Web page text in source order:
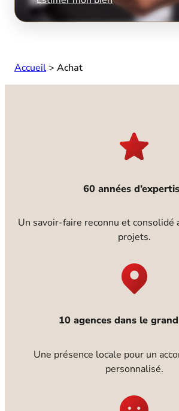
Accueil > Achat
60 années
Un savoir-faire reconnu et consolidé
projets.
10 agences dans le
Une présence locale pour un
personnalisé.